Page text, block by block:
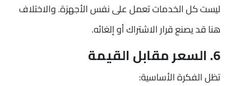
ليست كل الخدمات تعمل على نفس الأجهزة. والاختلاف
هنا قد يصنع قرار الاشتراك أو إلغائه.
6. السعر مقابل القيمة
تظل الفكرة الأساسية: